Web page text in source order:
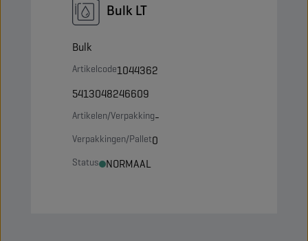
Bulk LT
Bulk
Artikelcode1044362
5413048246609
Artikelen/Verpakking-
Verpakkingen/Pallet0
Status NORMAAL